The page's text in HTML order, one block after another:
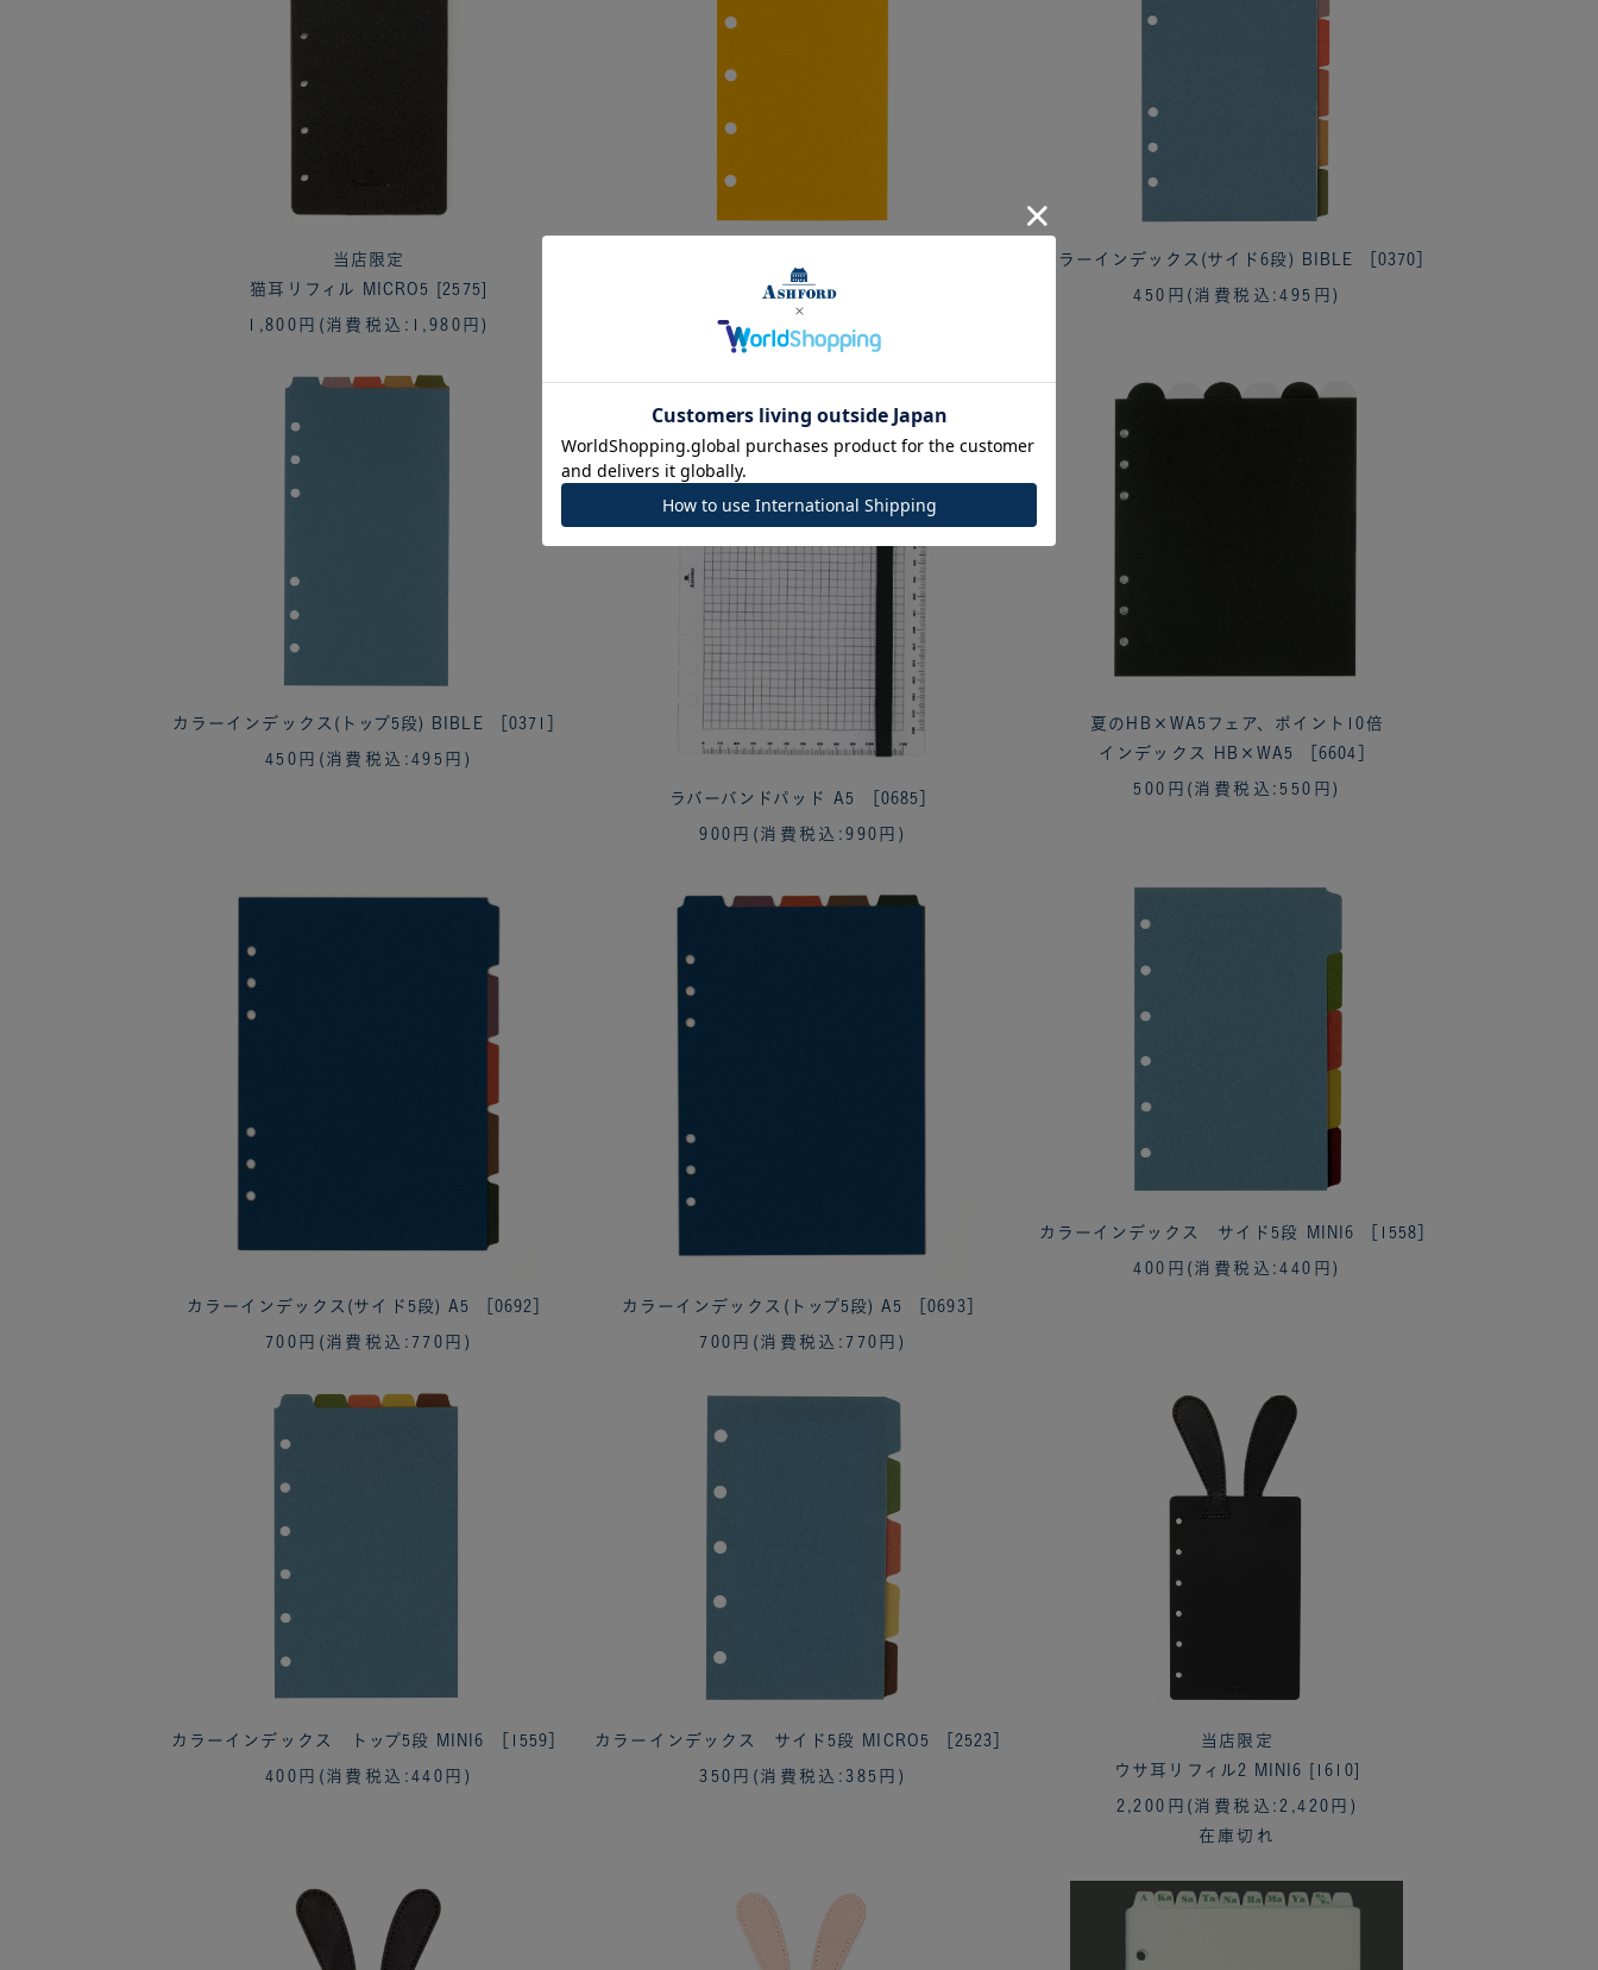
当店限定
猫耳リフィル MICRO5 [2575]
1,800円 (消費税込:1,980円)
MICRO5[2566]
400円
カラーインデックス(サイド6段) BIBLE ［0370］
450円 (消費税込:495円)
カラーインデックス(トップ5段) BIBLE ［0371］
450円 (消費税込:495円)
ラバーバンドパッド A5 ［0685］
900円 (消費税込:990円)
夏のHB×WA5フェア、ポイント10倍
インデックス HB×WA5 ［6604］
500円 (消費税込:550円)
カラーインデックス(サイド5段) A5 ［0692］
700円 (消費税込:770円)
カラーインデックス(トップ5段) A5 ［0693］
700円 (消費税込:770円)
カラーインデックス サイド5段 MINI6 ［1558］
400円 (消費税込:440円)
カラーインデックス トップ5段 MINI6 ［1559］
400円 (消費税込:440円)
カラーインデックス サイド5段 MICRO5 ［2523］
350円 (消費税込:385円)
当店限定
ウサ耳リフィル2 MINI6 [1610]
2,200円 (消費税込:2,420円)
在庫切れ